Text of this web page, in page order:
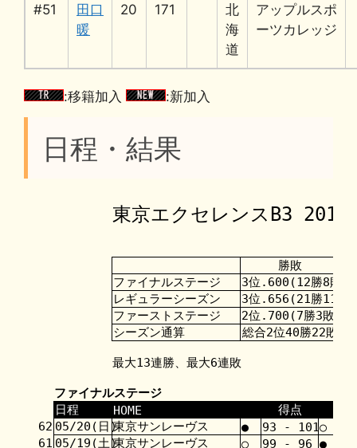
#51
田口
暖
20 171
北
海
道
アップルスポ
ーツカレッジ
:移籍加入 :新加入
日程・結果